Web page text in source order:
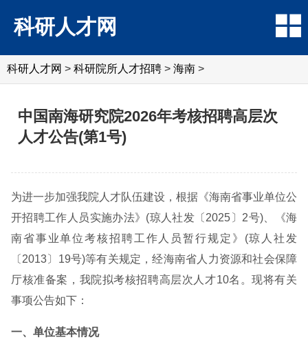
科研人才网
科研人才网 > 科研院所人才招聘 > 海南 >
中国南海研究院2026年考核招聘高层次
人才公告(第1号)
为进一步加强我院人才队伍建设，根据《海南省事业单位公
开招聘工作人员实施办法》(琼人社发〔2025〕2号)、《海
南省事业单位考核招聘工作人员暂行规定》(琼人社发
〔2013〕19号)等有关规定，经海南省人力资源和社会保障
厅核准备案，我院拟考核招聘高层次人才10名。现将有关
事项公告如下：
一、单位基本情况